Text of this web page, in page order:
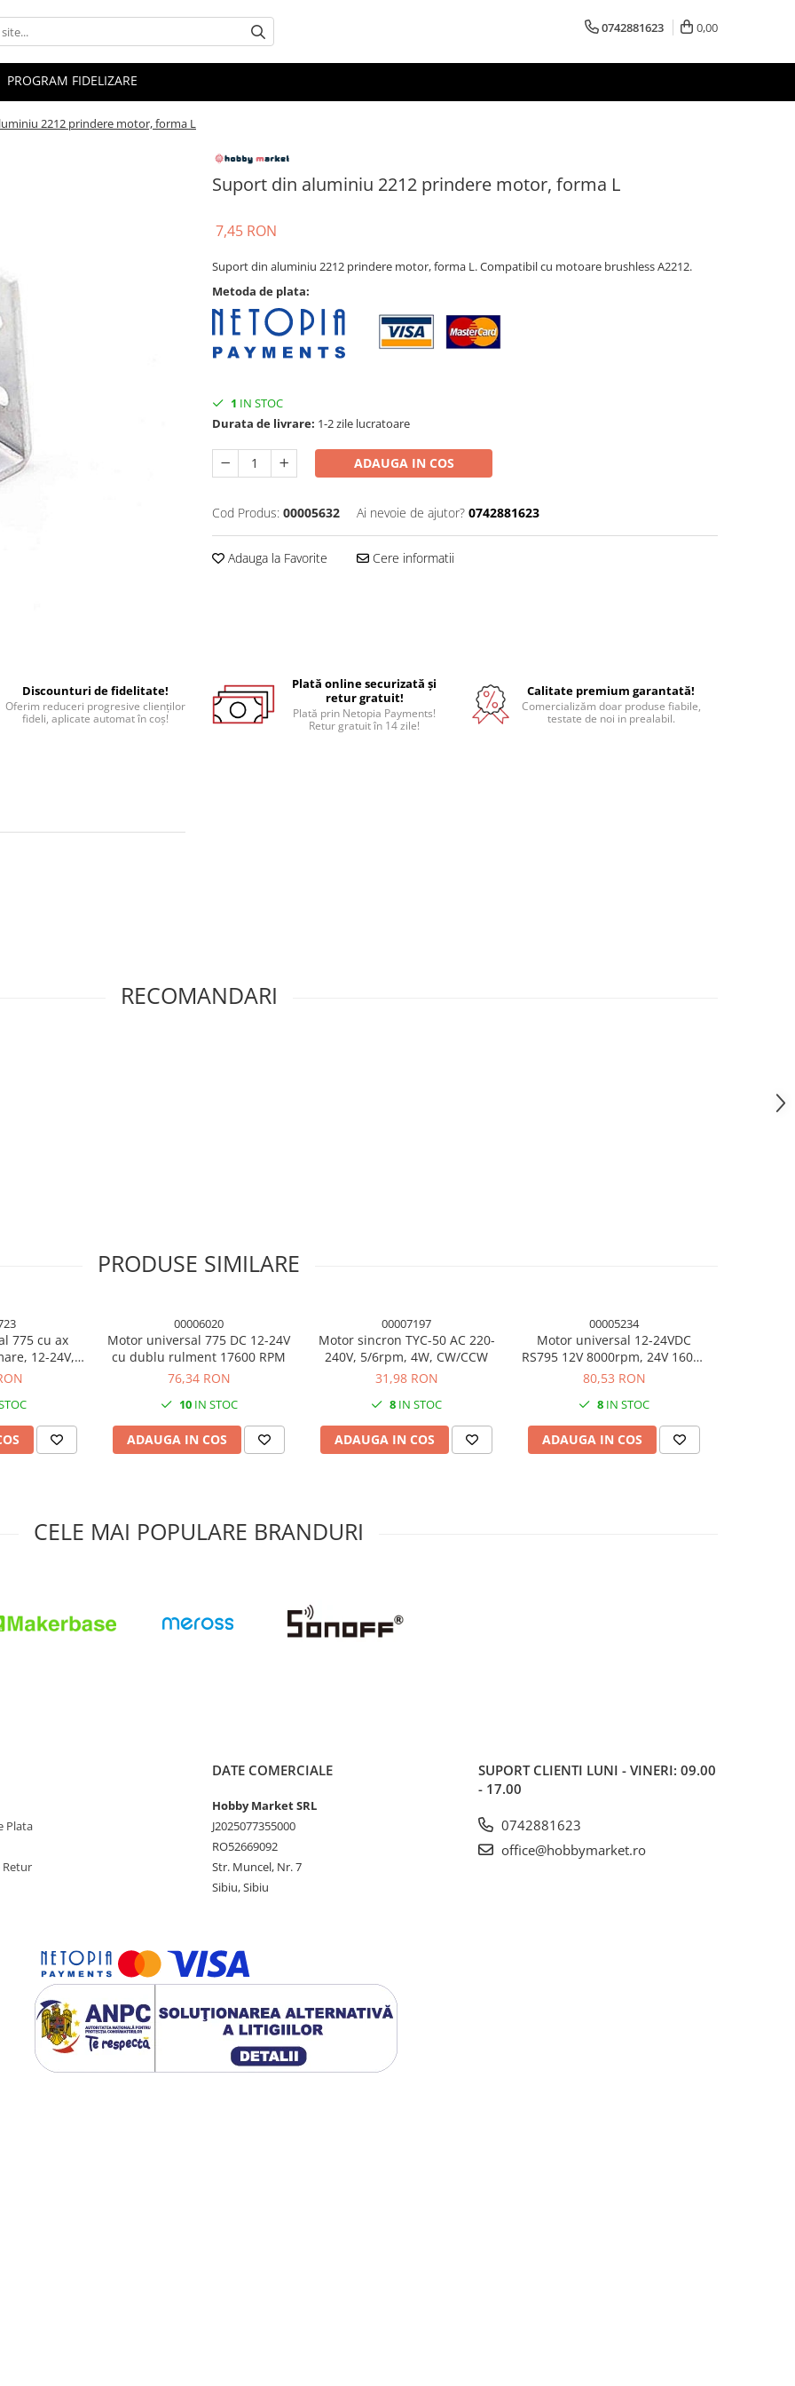
0742881623 0,00
PROGRAM FIDELIZARE
2212 prindere motor, forma L
Suport din aluminiu 2212 prindere motor, forma L
7,45 RON
Suport din aluminiu 2212 prindere motor, forma L. Compatibil cu motoare brushless A2212.
Metoda de plata:
1 IN STOC
Durata de livrare: 1-2 zile lucratoare
ADAUGA IN COS
Cod Produs: 00005632 Ai nevoie de ajutor? 0742881623
Adauga la Favorite Cere informatii
Discounturi de fidelitate!
Oferim reduceri progresive clienților
fideli, aplicate automat în coș!
Plată online securizată și
retur gratuit!
Plată prin Netopia Payments!
Retur gratuit în 14 zile!
Calitate premium garantată!
Comercializăm doar produse fiabile,
testate de noi in prealabil.
RECOMANDARI
PRODUSE SIMILARE
775 cu ax
12-24V,
00006020
Motor universal 775 DC 12-24V
cu dublu rulment 17600 RPM
76,34 RON
10IN STOC
ADAUGA IN COS
00007197
Motor sincron TYC-50 AC 220-
240V, 5/6rpm, 4W, CW/CCW
31,98 RON
8 IN STOC
ADAUGA IN COS
00005234
Motor universal 12-24VDC
RS795 12V 8000rpm, 24V 16000
rpm
80,53 RON
8 IN STOC
ADAUGA IN COS
CELE MAI POPULARE BRANDURI
Plata
Retur
DATE COMERCIALE
Hobby Market SRL
J2025077355000
RO52669092
Str. Muncel, Nr. 7
Sibiu, Sibiu
SUPORT CLIENTI LUNI - VINERI: 09.00
- 17.00
0742881623
office@hobbymarket.ro